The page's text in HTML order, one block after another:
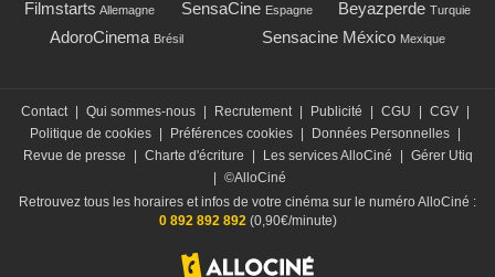
Filmstarts Allemagne SensaCine Espagne Beyazperde Turquie
AdoroCinema Brésil Sensacine México Mexique
Contact | Qui sommes-nous | Recrutement | Publicité | CGU | CGV |
Politique de cookies | Préférences cookies | Données Personnelles |
Revue de presse
| Charte d'écriture | Les services AlloCiné | Gérer Utiq
| ©AlloCiné
Retrouvez tous les horaires et infos de votre cinéma sur le numéro AlloCiné :
0 892 892 892 (0,90€/minute)